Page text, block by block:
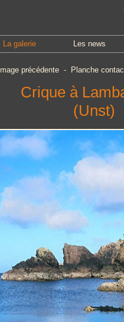
La galerie Les news
Image précédente- Planche
Crique à
(Unst)